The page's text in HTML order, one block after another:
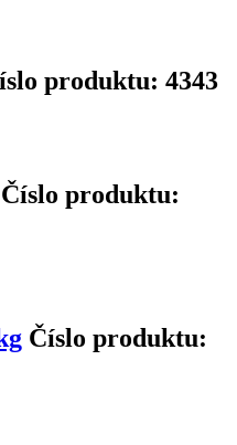
produktu: 4343
Číslo produktu:
Číslo produktu: